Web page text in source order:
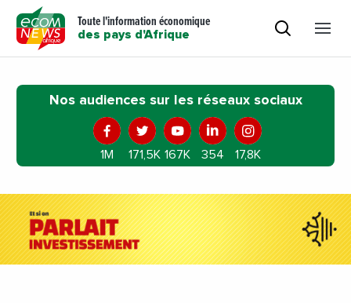
Toute l'information économique
des pays d'Afrique
Nos audiences sur les réseaux sociaux
1M 171,5K 167K 354 17,8K